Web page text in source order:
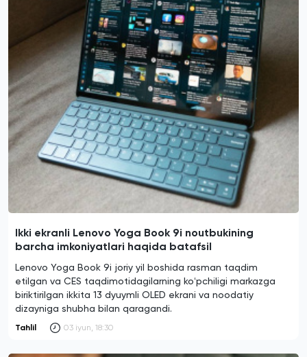
Ikki ekranli Lenovo Yoga Book 9i noutbukining
barcha imkoniyatlari haqida batafsil
Lenovo Yoga Book 9i joriy yil boshida rasman taqdim
etilgan va CES taqdimotidagilarning koʻpchiligi markazga
biriktirilgan ikkita 13 dyuymli OLED ekrani va noodatiy
dizayniga shubha bilan qaragandi.
Tahlil 03 iyun, 18:30